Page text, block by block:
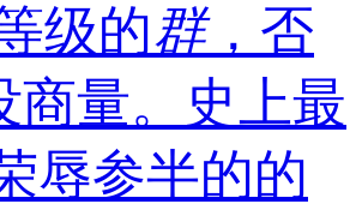
级的群，否
商量。史上最
辱参半的的